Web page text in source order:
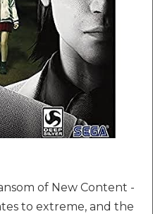
of New Content -
to extreme, and the